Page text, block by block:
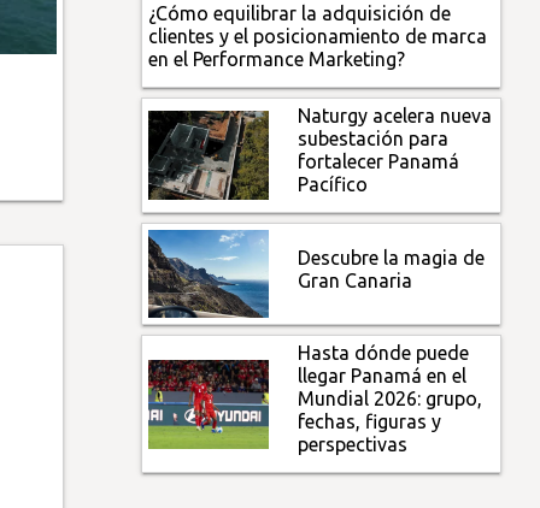
¿Cómo equilibrar la adquisición de
clientes y el posicionamiento de marca
en el Performance Marketing?
Naturgy acelera nueva
subestación para
fortalecer Panamá
Pacífico
Descubre la magia de
Gran Canaria
Hasta dónde puede
llegar Panamá en el
Mundial 2026: grupo,
fechas, figuras y
perspectivas